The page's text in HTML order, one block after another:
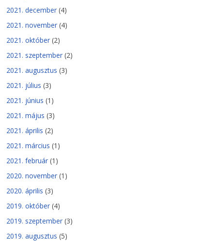
2021. december (4)
2021. november (4)
2021. október (2)
2021. szeptember (2)
2021. augusztus (3)
2021. július (3)
2021. június (1)
2021. május (3)
2021. április (2)
2021. március (1)
2021. február (1)
2020. november (1)
2020. április (3)
2019. október (4)
2019. szeptember (3)
2019. augusztus (5)